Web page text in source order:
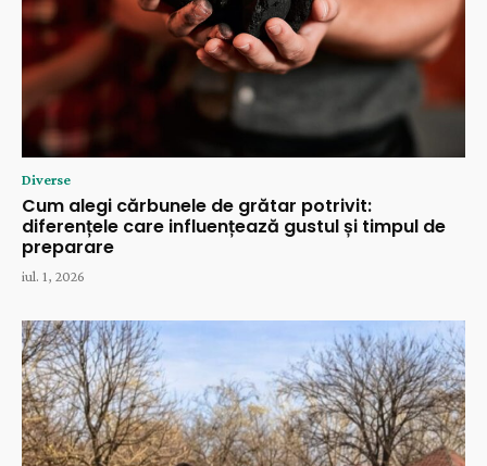
Diverse
Cum alegi cărbunele de grătar potrivit:
diferențele care influențează gustul și timpul de
preparare
iul. 1, 2026